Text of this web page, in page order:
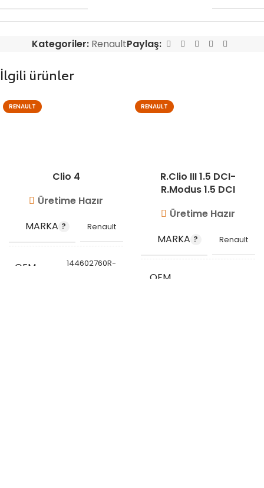
Kategoriler: RenaultPaylaş:
İlgili ürünler
RENAULT
Clio 4
Üretime Hazır
MARKA
Renault
OEM
144602760R-
RENAULT
R.Clio III 1.5 DCI-
R.Modus 1.5 DCI
Üretime Hazır
MARKA
Renault
OEM